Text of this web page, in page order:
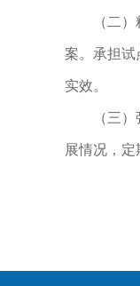
（二）精
案。承担试
实效。
（三）强
展情况，